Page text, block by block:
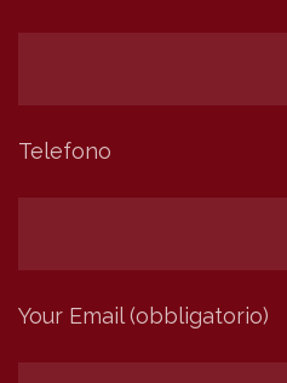
Telefono
Your Email (obbligatorio)